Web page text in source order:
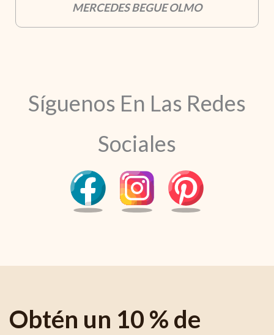
MERCEDES BEGUE OLMO
Síguenos En Las Redes
Sociales
Obtén un 10 % de